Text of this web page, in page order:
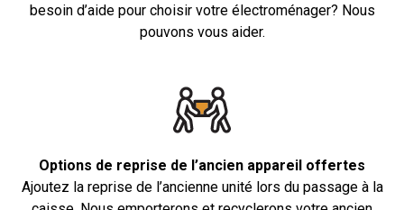
besoin d’aide pour choisir votre électroménager? Nous
pouvons vous aider.
Options de reprise de l’ancien appareil offertes
Ajoutez la reprise de l’ancienne unité lors du passage à la